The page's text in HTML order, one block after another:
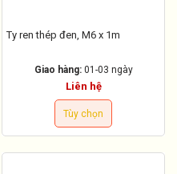
Ty ren thép đen, M6 x 1m
Giao hàng: 01-03 ngày
Liên hệ
Tùy chọn